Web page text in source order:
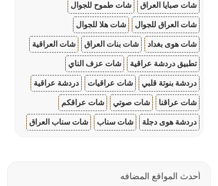
شات صبايا العراق شات طموح للجوال
شات العراق للجوال شات هلا للجوال
شات هوى بغداد شات بنات العراق شات العراقية
تطبيق دردشة عراقية شات عزف الناي
دردشة بنوتة قلبي شات عراقيات دردشة عراقية
شات عراقنا شات صوتي شات عراقكم
دردشة هوى دجلة شات سناب شات سناب العراق
أحدث المواقع المضافه